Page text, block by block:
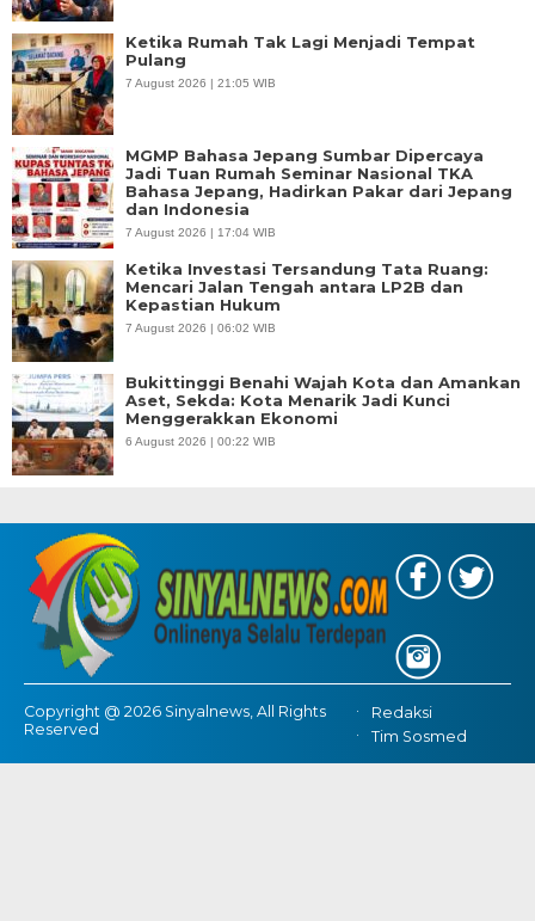
Ketika Rumah Tak Lagi Menjadi Tempat
Pulang
7 August 2026 | 21:05 WIB
MGMP Bahasa Jepang Sumbar Dipercaya
Jadi Tuan Rumah Seminar Nasional TKA
Bahasa Jepang, Hadirkan Pakar dari Jepang
dan Indonesia
7 August 2026 | 17:04 WIB
Ketika Investasi Tersandung Tata Ruang:
Mencari Jalan Tengah antara LP2B dan
Kepastian Hukum
7 August 2026 | 06:02 WIB
Bukittinggi Benahi Wajah Kota dan Amankan
Aset, Sekda: Kota Menarik Jadi Kunci
Menggerakkan Ekonomi
6 August 2026 | 00:22 WIB
Copyright @ 2026 Sinyalnews, All Rights
Reserved
Redaksi
Tim Sosmed